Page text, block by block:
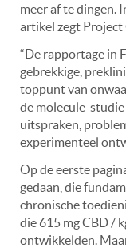
meer af te dingen.
artikel zegt Project
“De rapportage in
gebrekkige,
toppunt van
de molecule-studie
uitspraken,
experimenteel
Op de eerste
gedaan, die
chronische
die 615 mg CBD /
ontwikkelden.